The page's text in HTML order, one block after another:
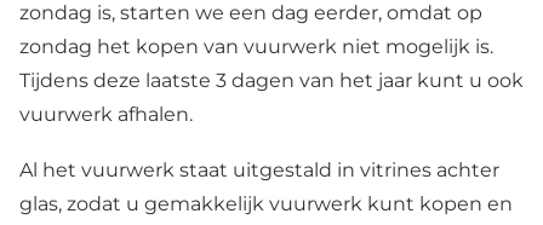
zondag is, starten we een dag eerder, omdat op
zondag het kopen van vuurwerk niet mogelijk is.
Tijdens deze laatste 3 dagen van het jaar kunt u ook
vuurwerk afhalen.
Al het vuurwerk staat uitgestald in vitrines achter
glas, zodat u gemakkelijk vuurwerk kunt kopen en